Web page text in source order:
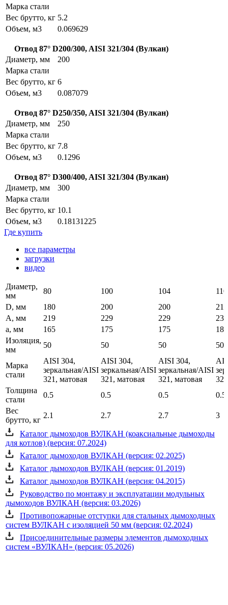
Марка стали
Вес брутто, кг 5.2
Объем, м3
0.069629
Отвод 87° D200/300, AISI 321/304 (Вулкан)
Диаметр, мм
200
Марка стали
Вес брутто, кг 6
Объем, м3
0.087079
Отвод 87° D250/350, AISI 321/304 (Вулкан)
Диаметр, мм
250
Марка стали
Вес брутто, кг 7.8
Объем, м3
0.1296
Отвод 87° D300/400, AISI 321/304 (Вулкан)
Диаметр, мм
300
Марка стали
Вес брутто, кг 10.1
Объем, м3
0.18131225
Где купить
все параметры
загрузки
видео
Диаметр,
мм
80 100 104
110
D, мм
180 200 200
210
A, мм
219 229 229
237
a, мм
165 175 175
183
Изоляция,
мм
50 50 50 50
Марка
стали
AISI 304,
зеркальная/AISI
321, матовая
AISI 304,
зеркальная/AISI
321, матовая
AISI 304,
зеркальная/AISI
321, матовая
Толщина
стали
0.5 0.5 0.5
0.5
Вес
брутто, кг
2.1 2.7 2.7 3
Каталог дымоходов ВУЛКАН (коаксиальные дымоходы
для котлов) (версия: 07.2024)
Каталог дымоходов ВУЛКАН (версия: 02.2025)
Каталог дымоходов ВУЛКАН (версия: 01.2019)
Каталог дымоходов ВУЛКАН (версия: 04.2015)
Руководство по монтажу и эксплуатации модульных
дымоходов ВУЛКАН (версия: 03.2026)
Противопожарные отступки для стальных дымоходных
систем ВУЛКАН с изоляцией 50 мм (версия: 02.2024)
Присоединительные размеры элементов дымоходных
систем «ВУЛКАН» (версия: 05.2026)